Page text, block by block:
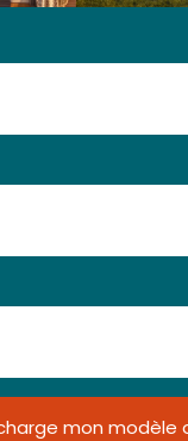
mon modèle